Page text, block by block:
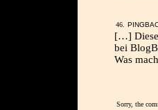
[…] Diese
bei
Was
Sorry, the